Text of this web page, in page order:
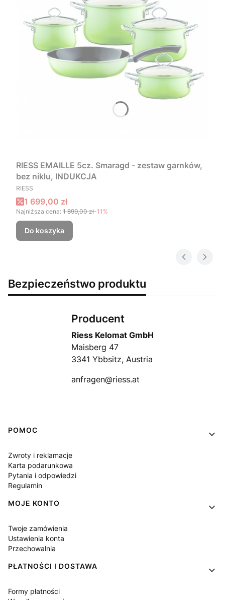
RIESS EMAILLE 5cz. Smaragd - zestaw garnków,
bez niklu, INDUKCJA
PRODUCENT
RIESS
Cena promocyjna
1 699,00 zł
Najniższa cena: 1 899,00 zł-11%
Do koszyka
Bezpieczeństwo produktu
Producent
Riess Kelomat GmbH
Maisberg 47
3341 Ybbsitz, Austria
anfragen@riess.at
Linki w stopce
POMOC
Zwroty i reklamacje
Karta podarunkowa
Pytania i odpowiedzi
Regulamin
MOJE KONTO
Twoje zamówienia
Ustawienia konta
Przechowalnia
PŁATNOŚCI I DOSTAWA
Formy płatności